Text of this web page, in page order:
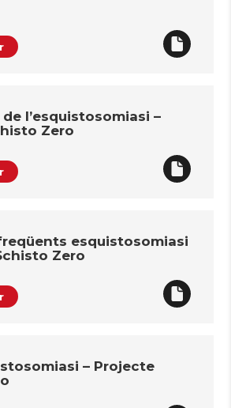
l’esquistosomiasi –
Zero
esquistosomiasi
Zero
– Projecte